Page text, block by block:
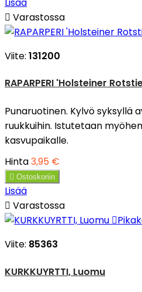
 Varastossa
Viite: 131200
RAPARPERI 'Holsteiner
Punaruotinen. Kylvö syksyllä
ruukkuihin. Istutetaan
kasvupaikalle.
Hinta3,95 €
 Ostoskoriin
Lisää
 Varastossa

Viite: 85363
KURKKUYRTTI, Luomu